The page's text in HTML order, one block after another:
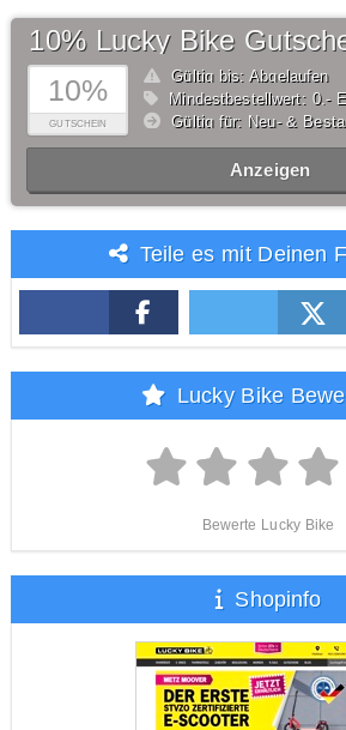
10%
GUTSCHEIN
10% Lucky Bike
Gültig bis: Abgelaufen
Mindestbestellwert: 0,-
Gültig für: Neu- &
Anzeigen
Teile es mit Deinen
Lucky Bike
Bewerte Lucky Bike
Shopinfo